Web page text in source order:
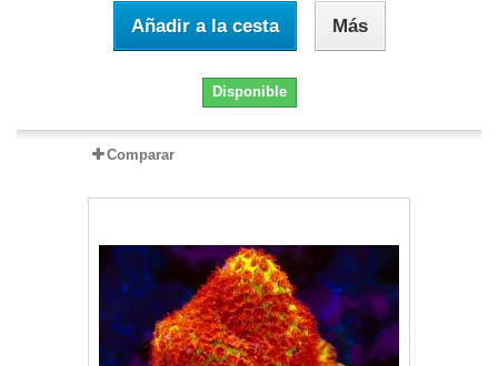
Añadir a la cesta Más
Disponible
Comparar